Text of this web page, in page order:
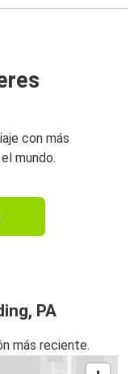
con más
mundo.
PA
más reciente.